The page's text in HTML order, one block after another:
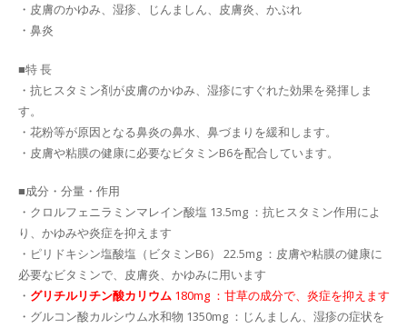
・皮膚のかゆみ、湿疹、じんましん、皮膚炎、かぶれ
・鼻炎
■特 長
・抗ヒスタミン剤が皮膚のかゆみ、湿疹にすぐれた効果を発揮しま
す。
・花粉等が原因となる鼻炎の鼻水、鼻づまりを緩和します。
・皮膚や粘膜の健康に必要なビタミンB6を配合しています。
■成分・分量・作用
・クロルフェニラミンマレイン酸塩 13.5mg ：抗ヒスタミン作用によ
り、かゆみや炎症を抑えます
・ピリドキシン塩酸塩（ビタミンB6） 22.5mg ：皮膚や粘膜の健康に
必要なビタミンで、皮膚炎、かゆみに用います
・ グリチルリチン酸カリウム 180mg ：甘草の成分で、炎症を抑えます
・グルコン酸カルシウム水和物 1350mg ：じんましん、湿疹の症状を